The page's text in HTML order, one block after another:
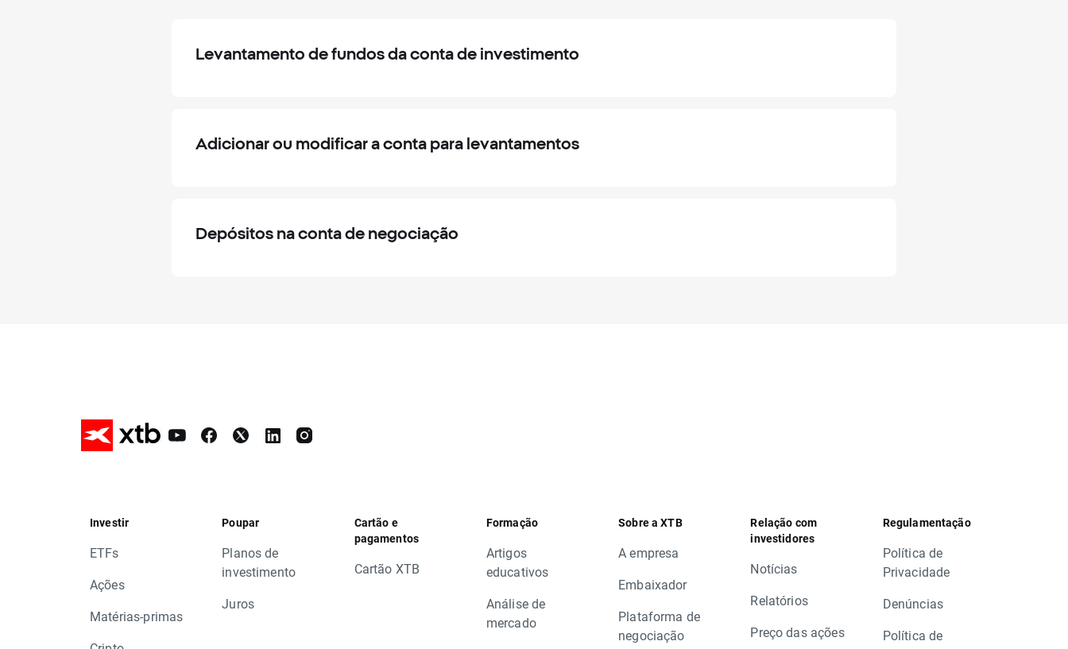
Levantamento de fundos da conta de investimento
Adicionar ou modificar a conta para levantamentos
Depósitos na conta de negociação
Investir
ETFs
Ações
Matérias-primas
Poupar
Planos de
investimento
Juros
Cartão e
pagamentos
Cartão XTB
Formação
Artigos
educativos
Análise de
mercado
Sobre a XTB
A empresa
Embaixador
Plataforma de
negociação
Relação com
investidores
Notícias
Relatórios
Preço das ações
Regulamentação
Política de
Privacidade
Denúncias
Política de